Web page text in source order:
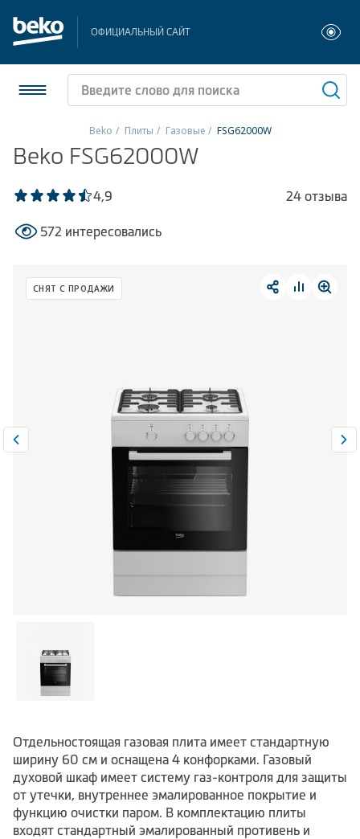
ОФИЦИАЛЬНЫЙ САЙТ
Холодильники и морозильники
Стиральные и сушильные машины
Посудомоечные машины
Встраиваемая техника
Сравнить 0
Beko Плиты Газовые FSG62000W
Beko FSG62000W
4,9 24 отзыва
572 интересовались
СНЯТ С ПРОДАЖИ
Отдельностоящая газовая плита имеет стандартную
ширину 60 см и оснащена 4 конфорками. Газовый
духовой шкаф имеет систему газ-контроля для защиты
от утечки, внутреннее эмалированное покрытие и
функцию очистки паром. В комплектацию плиты
входят стандартный эмалированный противень и